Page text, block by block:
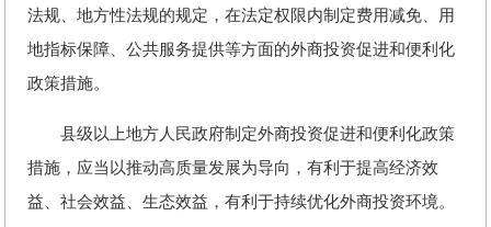
法规、地方性法规的规定，在法定权限内制定费用减免、用
地指标保障、公共服务提供等方面的外商投资促进和便利化
政策措施。
县级以上地方人民政府制定外商投资促进和便利化政策
措施，应当以推动高质量发展为导向，有利于提高经济效
益、社会效益、生态效益，有利于持续优化外商投资环境。